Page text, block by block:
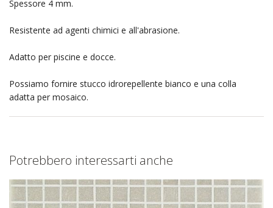
Spessore 4 mm.
Resistente ad agenti chimici e all'abrasione.
Adatto per piscine e docce.
Possiamo fornire stucco idrorepellente bianco e una colla
adatta per mosaico.
Potrebbero interessarti anche